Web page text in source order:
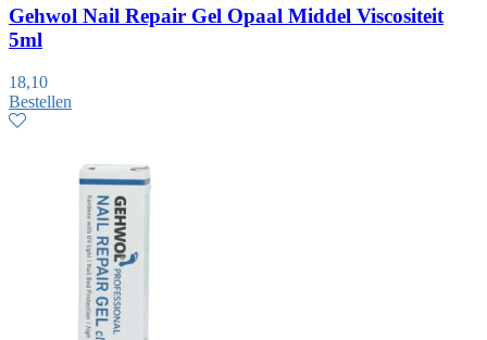
Gehwol Nail Repair Gel Opaal Middel Viscositeit
5ml
18,10
Bestellen